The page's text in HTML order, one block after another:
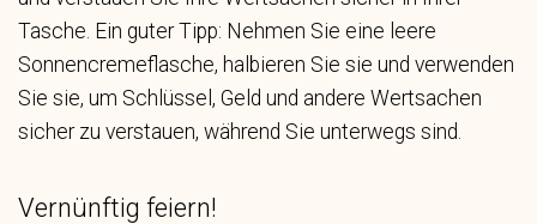
Tasche. Ein guter Tipp: Nehmen Sie eine leere
Sonnencremeflasche, halbieren Sie sie und verwenden
Sie sie, um Schlüssel, Geld und andere Wertsachen
sicher zu verstauen, während Sie unterwegs sind.
Vernünftig feiern!